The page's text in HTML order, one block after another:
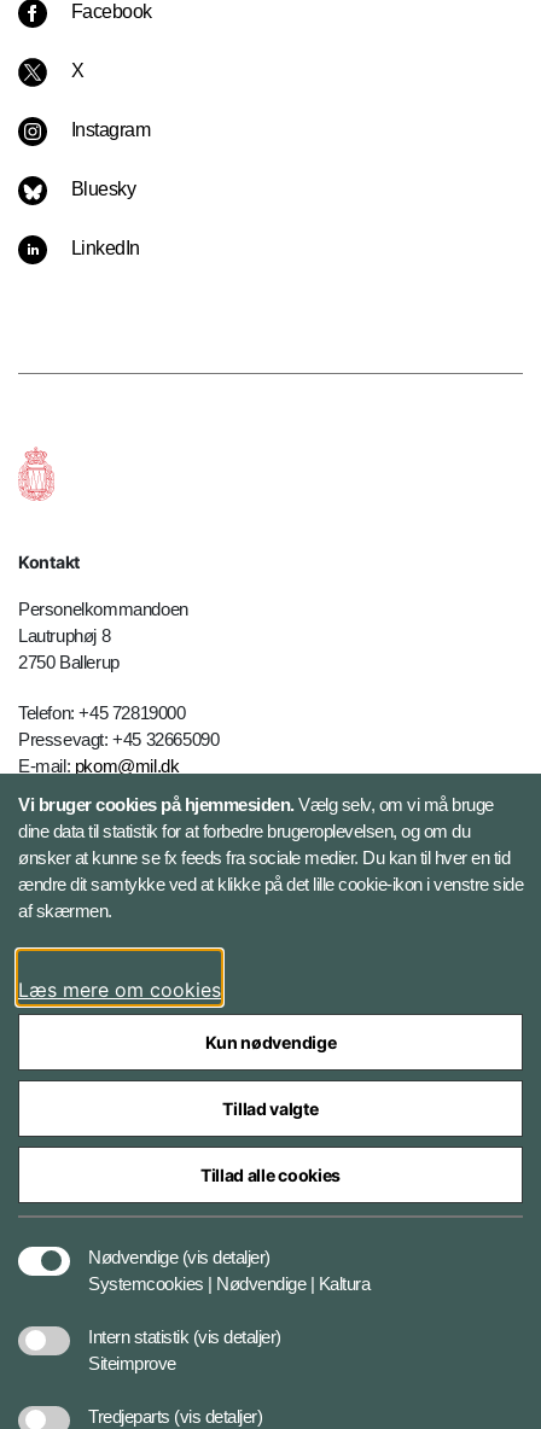
Facebook
X
Instagram
Bluesky
LinkedIn
Kontakt
Personelkommandoen
Lautruphøj 8
2750 Ballerup
Telefon: +45 72819000
Pressevagt: +45 32665090
E-mail: pkom@mil.dk
Kontakt
Følg Personelkommandoen
LinkedIn
Styrelser og myndigheder under Forsvarsministeriet
Vi bruger cookies på hjemmesiden.Vælg selv, om vi må bruge
dine data til statistik for at forbedre brugeroplevelsen, og om du
ønsker at kunne se fx feeds fra sociale medier. Du kan til hver en tid
ændre dit samtykke ved at klikke på det lille cookie-ikon i venstre side
af skærmen.
Læs mere om cookies
Kun nødvendige
Tillad valgte
Tillad alle cookies
Nødvendige (vis detaljer)
Systemcookies | Nødvendige | Kaltura
Intern statistik (vis detaljer)
Siteimprove
Tredjeparts (vis detaljer)